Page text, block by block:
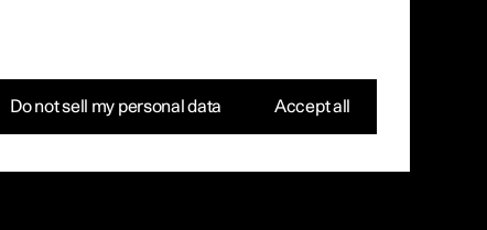
Do not sell my personal data Accept all